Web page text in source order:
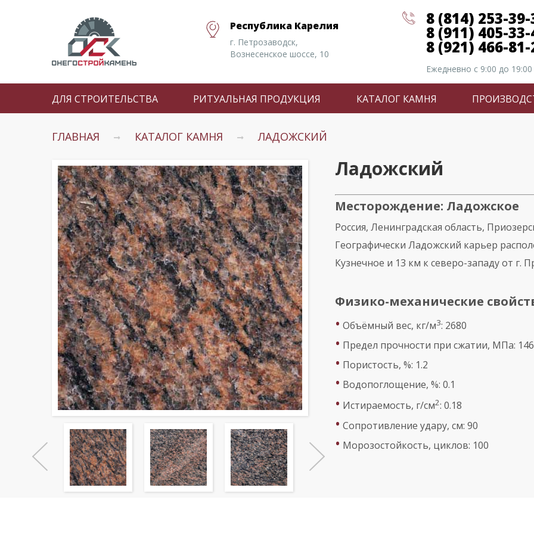
Республика Карелия
г. Петрозаводск,
Вознесенское шоссе, 10
8 (814) 253-
8 (911) 405-
8 (921) 466-
Ежедневно с 9:00 до 19:00
ДЛЯ СТРОИТЕЛЬСТВА РИТУАЛЬНАЯ ПРОДУКЦИЯ КАТАЛОГ КАМНЯ
ГЛАВНАЯ КАТАЛОГ КАМНЯ ЛАДОЖСКИЙ
Ладожский
Месторождение: Ладожское
Россия, Ленинградская область,
Географически Ладожский карьер
Кузнечное и 13 км к северо-западу от г.
Физико-механические
• Объёмный вес, кг/м3: 2680
• Предел прочности при сжатии, МПа: 146
• Пористость, %: 1.2
• Водопоглощение, %: 0.1
• Истираемость, г/см2: 0.18
• Сопротивление удару, см: 90
• Морозостойкость, циклов: 100